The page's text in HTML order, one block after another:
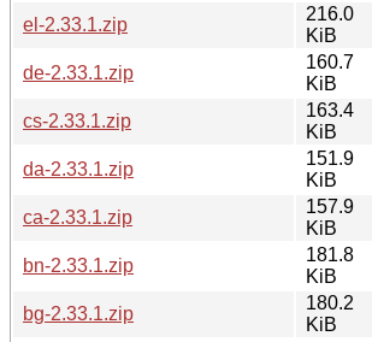
el-2.33.1.zip
216.0
KiB
de-2.33.1.zip
160.7
KiB
cs-2.33.1.zip
163.4
KiB
da-2.33.1.zip
151.9
KiB
ca-2.33.1.zip
157.9
KiB
bn-2.33.1.zip
181.8
KiB
bg-2.33.1.zip
180.2
KiB